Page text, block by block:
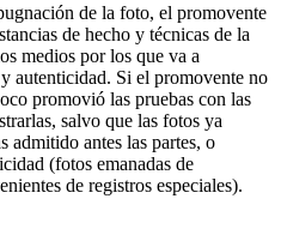
de la foto, el promovente
de hecho y técnicas de la
medios por los que va a
autenticidad. Si el promovente no
promovió las pruebas con las
salvo que las fotos ya
admitido antes las partes, o
(fotos emanadas de
de registros especiales).